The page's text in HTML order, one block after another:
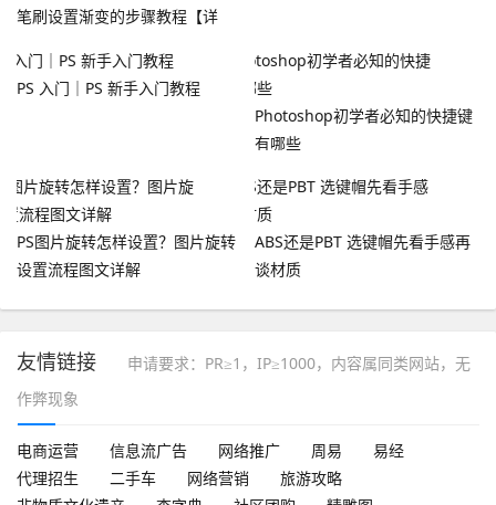
笔刷设置渐变的步骤教程【详
PS 入门｜PS 新手入门教程
Photoshop初学者必知的快捷键
有哪些
PS图片旋转怎样设置？图片旋转
设置流程图文详解
ABS还是PBT 选键帽先看手感再
谈材质
友情链接
申请要求：PR≥1，IP≥1000，内容属同类网站，无
作弊现象
电商运营 信息流广告 网络推广 周易
易经
代理招生
二手车 网络营销
旅游攻略